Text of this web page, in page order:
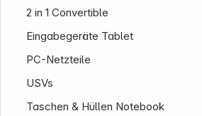
2 in 1 Convertible
Eingabegeräte Tablet
PC-Netzteile
USVs
Taschen & Hüllen Notebook